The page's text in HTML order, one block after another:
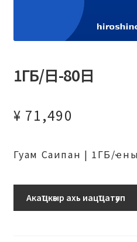
1ГБ/日-80日
¥ 71,490
Гуам Саипан | 1ГБ/
Акаҵкәыр ахь иацҵатәуп